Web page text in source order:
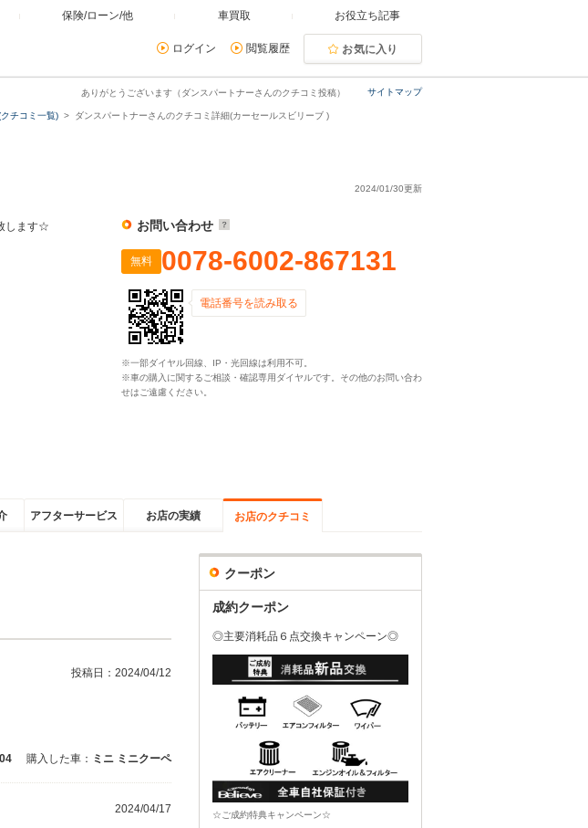
保険/ローン/他 車買取 お役立ち記事
ログイン 閲覧履歴 お気に入り
サイトマップ
ありがとうございます（ダンスパートナーさんのクチコミ投稿）
チコミ一覧) ダンスパートナーさんのクチコミ詳細(カーセールスビリーブ )
2024/01/30更新
します☆ お問い合わせ
無料 0078-6002-867131
電話番号を読み取る
※一部ダイヤル回線、IP・光回線は利用不可。
※車の購入に関するご相談・確認専用ダイヤルです。その他のお問い合わ
せはご遠慮ください。
アフターサービス お店の実績 お店のクチコミ
投稿日： 2024/04/12
購入した車： ミニ ミニクーペ
2024/04/17
クーポン
成約クーポン
◎主要消耗品６点交換キャンペーン◎
☆ご成約特典キャンペーン☆